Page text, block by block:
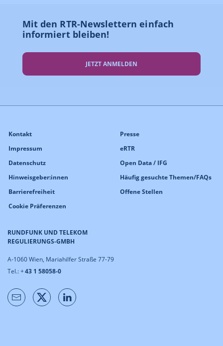
Mit den RTR-Newslettern einfach
informiert bleiben!
JETZT ANMELDEN
RUNDFUNK UND TELEKOM
REGULIERUNGS-GMBH
A-1060 Wien, Mariahilfer Straße 77-79
Tel.: +43 1 58058-0
Kontakt
Impressum
Datenschutz
Hinweisgeber:innen
Barrierefreiheit
Cookie Präferenzen
Presse
eRTR
Open Data / IFG
Häufig gesuchte Themen/FAQs
Offene Stellen